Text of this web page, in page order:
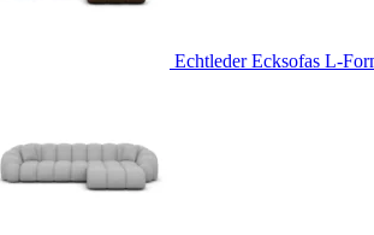
Echtleder Ecksofas L-